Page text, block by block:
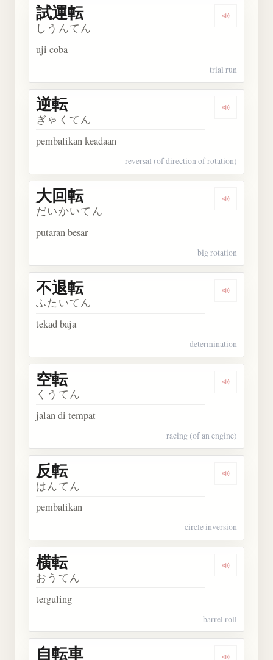
Dengarkan
試運転
しうんてん
uji coba
trial run
Dengarkan
逆転
ぎゃくてん
pembalikan keadaan
reversal (of direction of rotation)
Dengarkan
大回転
だいかいてん
putaran besar
big rotation
Dengarkan
不退転
ふたいてん
tekad baja
determination
Dengarkan
空転
くうてん
jalan di tempat
racing (of an engine)
Dengarkan
反転
はんてん
pembalikan
circle inversion
Dengarkan
横転
おうてん
terguling
barrel roll
自転車